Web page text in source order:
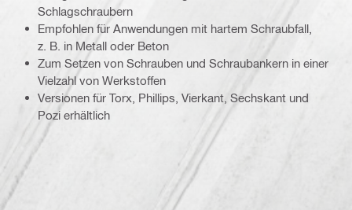
Schlagschraubern
Empfohlen für Anwendungen mit hartem Schraubfall,
z. B. in Metall oder Beton
Zum Setzen von Schrauben und Schraubankern in einer
Vielzahl von Werkstoffen
Versionen für Torx, Phillips, Vierkant, Sechskant und
Pozi erhältlich